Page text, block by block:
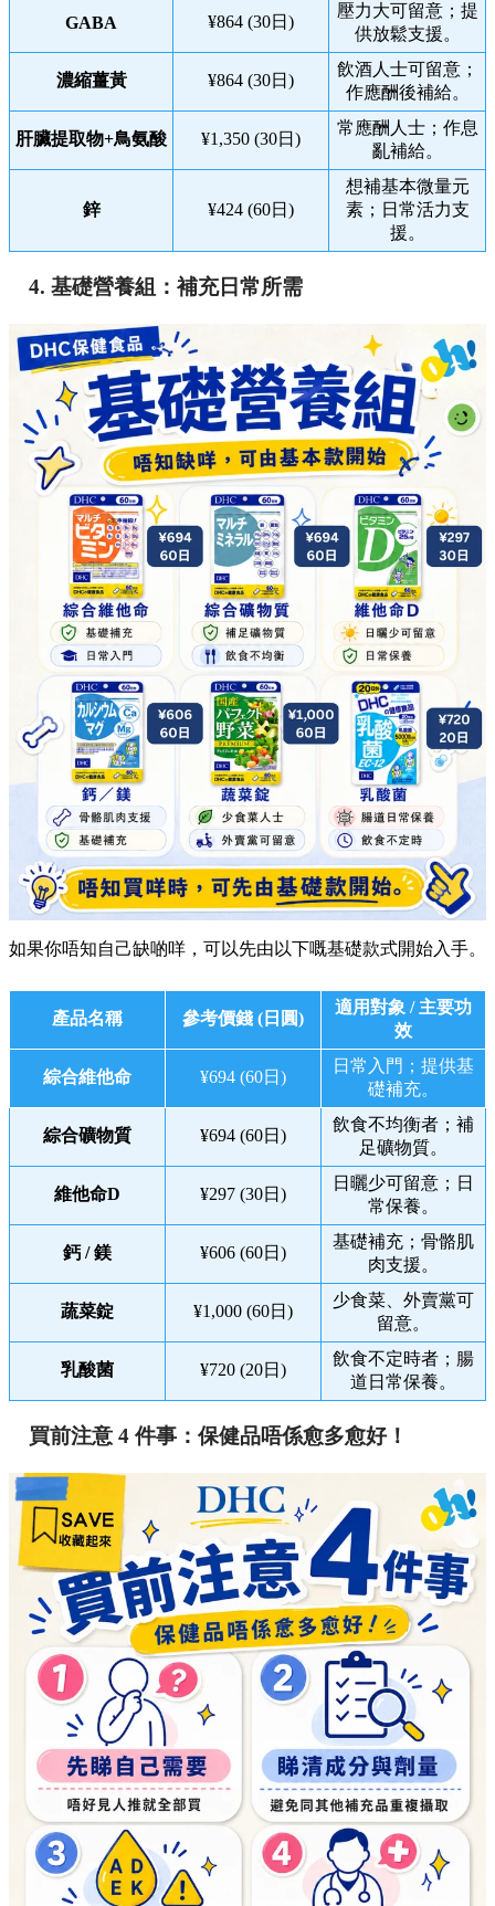
GABA ¥864 (30日)
壓力大可留意；提
供放鬆支援。
濃縮薑黃 ¥864 (30日)
飲酒人士可留意；
作應酬後補給。
肝臟提取物+鳥氨酸 ¥1,350 (30日)
常應酬人士；作息
亂補給。
鋅 ¥424 (60日)
想補基本微量元
素；日常活力支
援。
4. 基礎營養組：補充日常所需
如果你唔知自己缺啲咩，可以先由以下嘅基礎款式開始入手。
產品名稱 參考價錢 (日圓)
適用對象 / 主要功
效
綜合維他命 ¥694 (60日)
日常入門；提供基
礎補充。
綜合礦物質 ¥694 (60日)
飲食不均衡者；補
足礦物質。
維他命D ¥297 (30日)
日曬少可留意；日
常保養。
鈣 / 鎂 ¥606 (60日)
基礎補充；骨骼肌
肉支援。
蔬菜錠 ¥1,000 (60日)
少食菜、外賣黨可
留意。
乳酸菌 ¥720 (20日)
飲食不定時者；腸
道日常保養。
買前注意 4 件事：保健品唔係愈多愈好！